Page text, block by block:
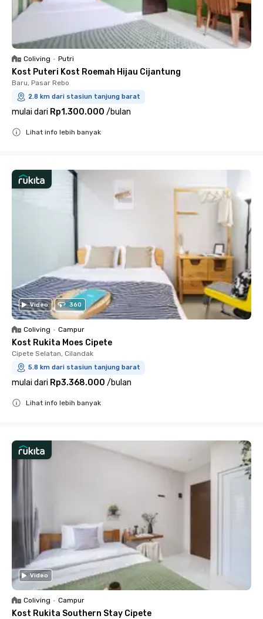
Coliving • Putri
Kost Puteri Kost Roemah Hijau Cijantung
Baru, Pasar Rebo
2.8 km dari stasiun tanjung barat
mulai dari Rp1.300.000 /bulan
Lihat info lebih banyak
Video 360
Coliving • Campur
Kost Rukita Moes Cipete
Cipete Selatan, Cilandak
5.8 km dari stasiun tanjung barat
mulai dari Rp3.368.000 /bulan
Lihat info lebih banyak
Video
Coliving • Campur
Kost Rukita Southern Stay Cipete